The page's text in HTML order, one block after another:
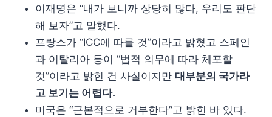
이재명은 “내가 보니까 상당히 많다, 우리도 판단
해 보자”고 말했다.
프랑스가 “ICC에 따를 것”이라고 밝혔고 스페인
과 이탈리아 등이 “법적 의무에 따라 체포할
것”이라고 밝힌 건 사실이지만 대부분의 국가라
고 보기는 어렵다.
미국은 “근본적으로 거부한다”고 밝힌 바 있다.